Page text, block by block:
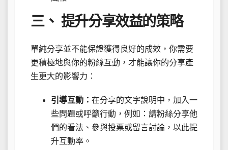
三、 提升分享效益的策略
單純分享並不能保證獲得良好的成效，你需要
更積極地與你的粉絲互動，才能讓你的分享產
生更大的影響力：
引導互動： 在分享的文字說明中，加入一
些問題或呼籲行動，例如：請粉絲分享他
們的看法、參與投票或留言討論，以此提
升互動率。